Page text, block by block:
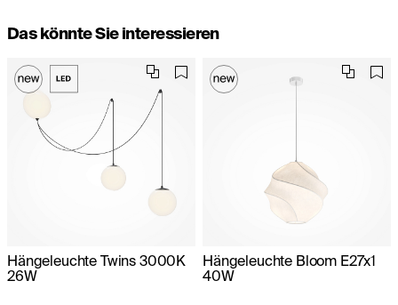
Das könnte Sie interessieren
Hängeleuchte Twins 3000K
26W
Hängeleuchte Bloom E27x1
40W